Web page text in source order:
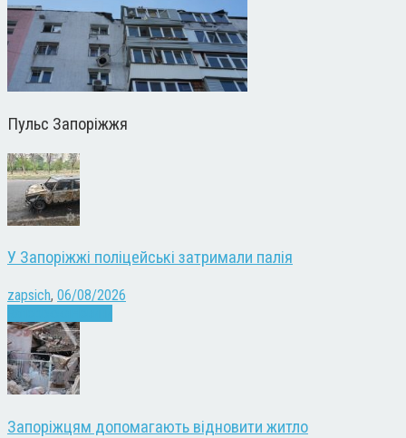
Пульс Запоріжжя
У Запоріжжі поліцейські затримали палія
zapsich, 06/08/2026
Запоріжцям допомагають відновити житло